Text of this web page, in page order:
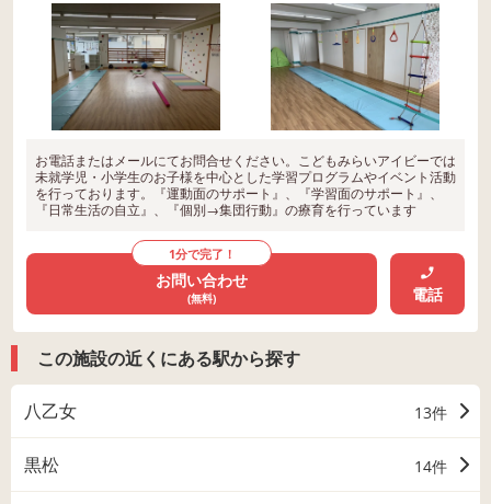
お電話またはメールにてお問合せください。こどもみらいアイビーでは
未就学児・小学生のお子様を中心とした学習プログラムやイベント活動
を行っております。『運動面のサポート』、『学習面のサポート』、
『日常生活の自立』、『個別→集団行動』の療育を行っています
1分で完了！
お問い合わせ
(無料) 電話
この施設の近くにある駅から探す
八乙女 13件
黒松 14件